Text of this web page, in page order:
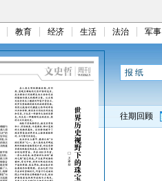
教育 经济 生活 法治 军事
报 纸
往期回顾